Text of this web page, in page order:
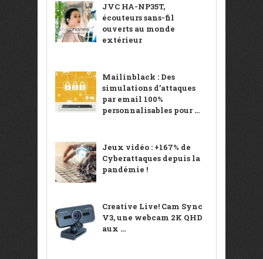
JVC HA-NP35T,
écouteurs sans-fil
ouverts au monde
extérieur
Mailinblack : Des
simulations d’attaques
par email 100%
personnalisables pour ...
Jeux vidéo : +167% de
Cyberattaques depuis la
pandémie !
Creative Live! Cam Sync
V3, une webcam 2K QHD
aux ...